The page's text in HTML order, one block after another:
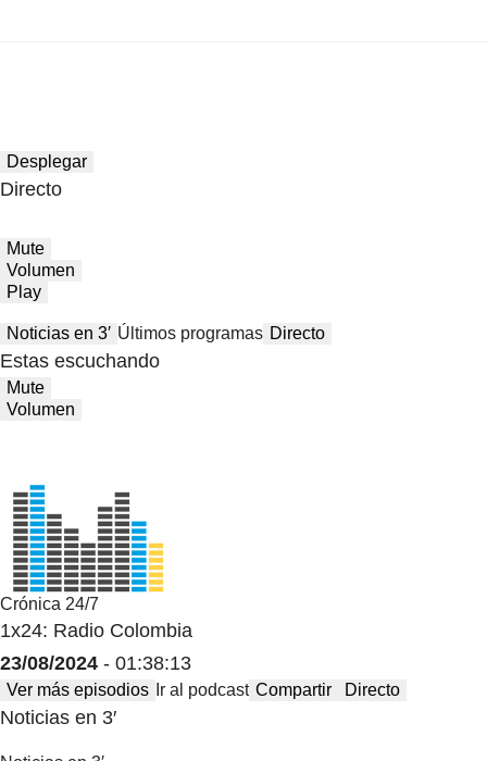
Desplegar
Directo
Mute
Volumen
Play
Noticias en 3′ Últimos programas Directo
Estas escuchando
Mute
Volumen
Crónica 24/7
1x24: Radio Colombia
23/08/2024 - 01:38:13
Ver más episodios Ir al podcast Compartir Directo
Noticias en 3′